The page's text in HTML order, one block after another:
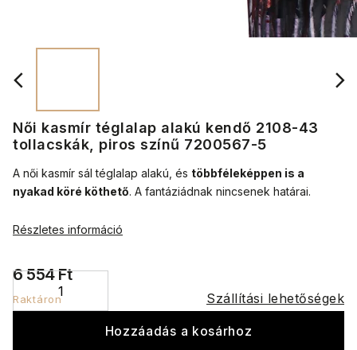
Női kasmír téglalap alakú kendő 2108-43
tollacskák, piros színű 7200567-5
6 554 Ft
Raktáron Szállítási lehetőségek
Hozzáadás a kosárhoz
A női kasmír sál téglalap alakú, és többféleképpen is a
nyakad köré köthető. A fantáziádnak nincsenek határai.
Részletes információ